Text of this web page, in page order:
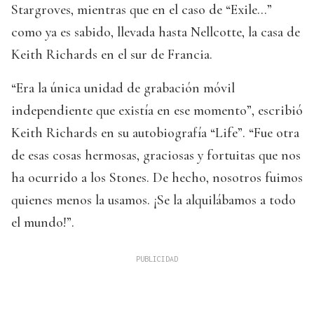
Stargroves, mientras que en el caso de “Exile…”
como ya es sabido, llevada hasta Nellcotte, la casa de
Keith Richards en el sur de Francia.
“Era la única unidad de grabación móvil
independiente que existía en ese momento”, escribió
Keith Richards en su autobiografía “Life”. “Fue otra
de esas cosas hermosas, graciosas y fortuitas que nos
ha ocurrido a los Stones. De hecho, nosotros fuimos
quienes menos la usamos. ¡Se la alquilábamos a todo
el mundo!”.